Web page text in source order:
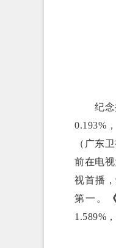
纪念
0.193%
（广东
前在电视
视首播
第一。
1.589%